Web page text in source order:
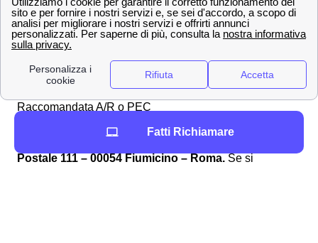
Dall'area web MyTIM
È altresì possibile andare nell'area online dedicata
compilando il modulo nella sezione appositascriviciper
Ravello ed attendere la risposta ad uno degli indirizzi
forniti in sede di compilazione.
Raccomandata A/R o PEC
Postale 111 – 00054 Fiumicino – Roma. Se si
Fatti Richiamare